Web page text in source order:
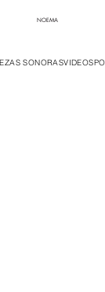
NOEMA
SONORASVIDEOS